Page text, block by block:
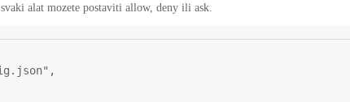
alat mozete postaviti allow, deny ili ask.
,